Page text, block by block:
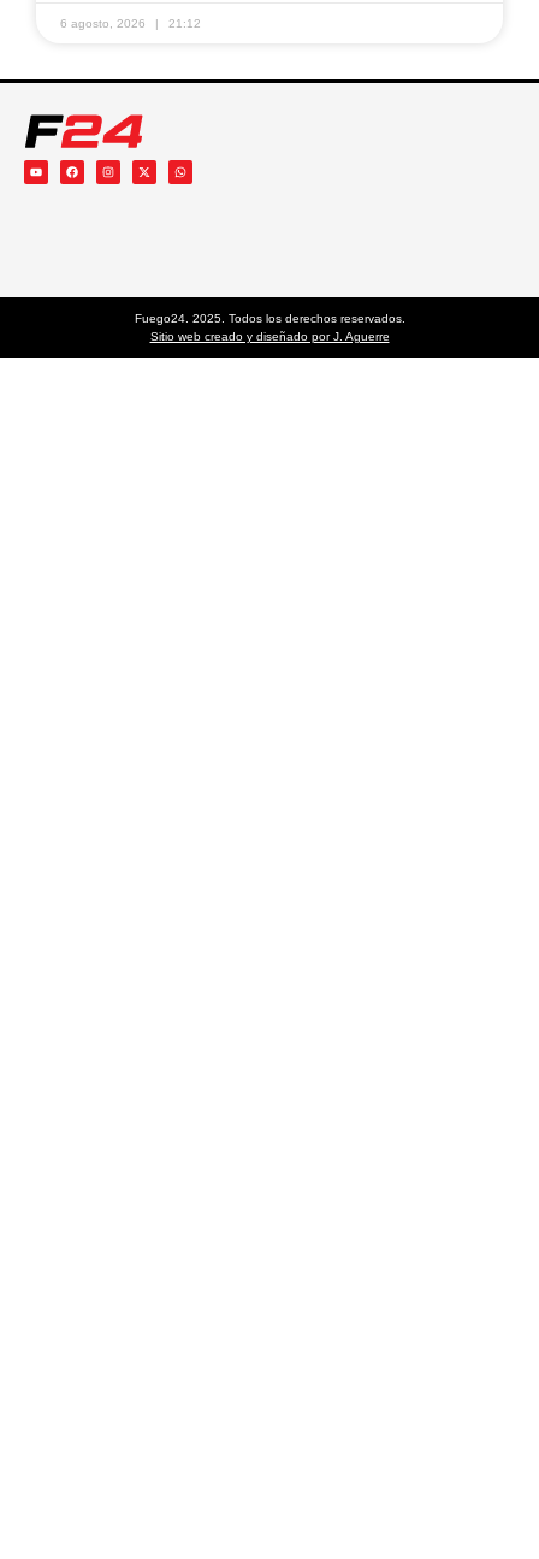
6 agosto, 2026 21:12
Fuego24. 2025. Todos los derechos reservados.
Sitio web creado y diseñado por J. Aguerre